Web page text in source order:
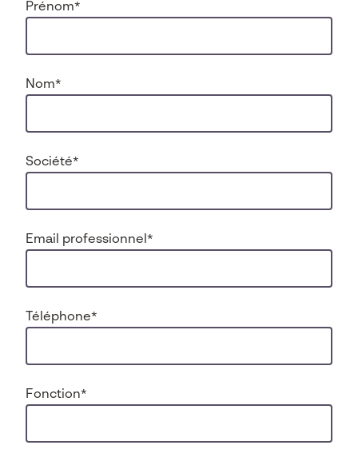
Prénom*
Nom*
Société*
Email professionnel *
Téléphone*
Fonction*